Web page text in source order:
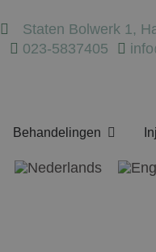
Staten Bolwerk 1,
023-5837405
Behandelingen